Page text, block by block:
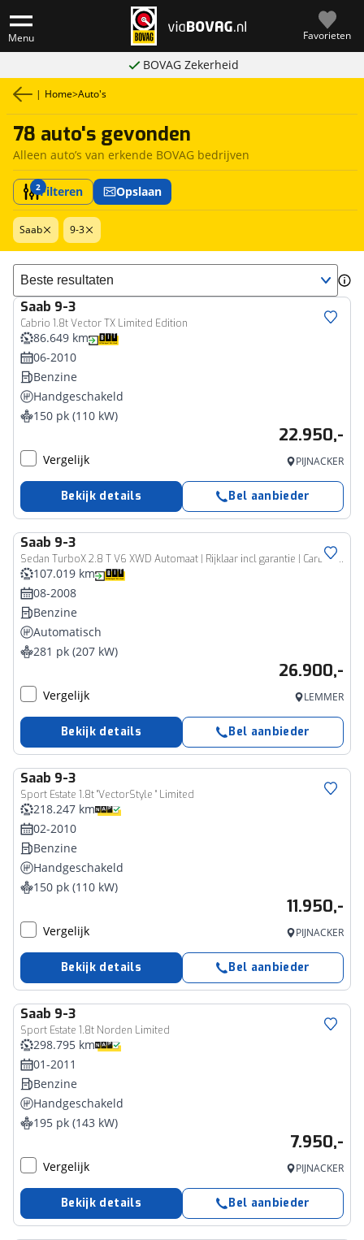
Menu Favorieten
BOVAG Zekerheid
| Home>Auto's
78 auto's gevonden
Alleen auto’s van erkende BOVAG bedrijven
2Filteren Opslaan
Saab 9-3
Sorteer resultaten
Saab 9-3
Cabrio 1.8t Vector TX Limited Edition
86.649 km
06-2010
Benzine
Handgeschakeld
150 pk (110 kW)
22.950,-
Vergelijk PIJNACKER
Bekijk details Bel aanbieder
Saab 9-3
Sedan TurboX 2.8 T V6 XWD Automaat | Rijklaar incl garantie | Carbon Bose Premium leder Meesturende xenon
107.019 km
08-2008
Benzine
Automatisch
281 pk (207 kW)
26.900,-
Vergelijk LEMMER
Bekijk details Bel aanbieder
Saab 9-3
Sport Estate 1.8t "VectorStyle " Limited
218.247 km
02-2010
Benzine
Handgeschakeld
150 pk (110 kW)
11.950,-
Vergelijk PIJNACKER
Bekijk details Bel aanbieder
Saab 9-3
Sport Estate 1.8t Norden Limited
298.795 km
01-2011
Benzine
Handgeschakeld
195 pk (143 kW)
7.950,-
Vergelijk PIJNACKER
Bekijk details Bel aanbieder